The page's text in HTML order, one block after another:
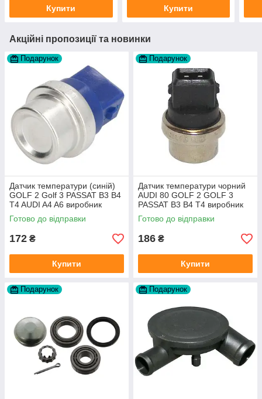
Купити Купити
Акційні пропозиції та новинки
Подарунок
Датчик температури (синій)
GOLF 2 Golf 3 PASSAT B3 B4
T4 AUDI A4 A6 виробник
Topran Німеччина
Готово до відправки
172 ₴
Купити
Подарунок
Датчик температури чорний
AUDI 80 GOLF 2 GOLF 3
PASSAT B3 B4 T4 виробник
TOPRAN Німеччина
Готово до відправки
186 ₴
Купити
Подарунок Подарунок